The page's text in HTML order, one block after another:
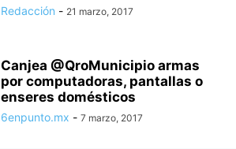
Redacción - 21 marzo, 2017
Canjea @QroMunicipio armas
por computadoras, pantallas o
enseres domésticos
6enpunto.mx - 7 marzo, 2017